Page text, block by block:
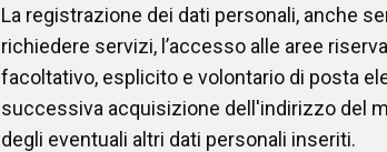
La registrazione dei dati personali, anche
richiedere servizi, l’accesso alle aree
facoltativo, esplicito e volontario di posta
successiva acquisizione dell'indirizzo del
degli eventuali altri dati personali inseriti.